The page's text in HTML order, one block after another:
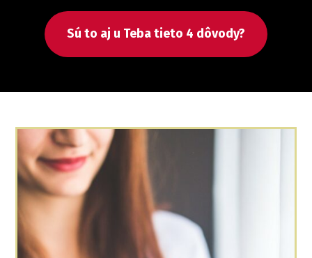
Sú to aj u Teba tieto 4 dôvody?